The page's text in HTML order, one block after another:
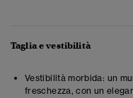
Taglia e vestibilità
Vestibilità morbida: un
freschezza, con un